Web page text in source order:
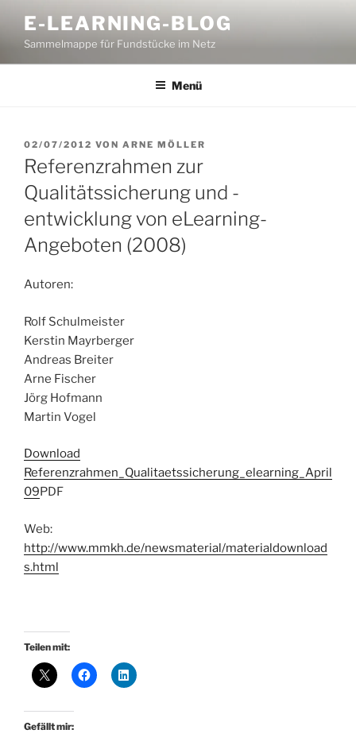
Inhalt
springen
E-LEARNING-BLOG
Sammelmappe für Fundstücke im Netz
Menü
VERÖFFENTLICHT
AM
02/07/2012 VON ARNE MÖLLER
Referenzrahmen zur
Qualitätssicherung und -
entwicklung von eLearning-
Angeboten (2008)
Autoren:
Rolf Schulmeister
Kerstin Mayrberger
Andreas Breiter
Arne Fischer
Jörg Hofmann
Martin Vogel
Download
Referenzrahmen_Qualitaetssicherung_elearning_April
09PDF
Web:
http://www.mmkh.de/newsmaterial/materialdownload
s.html
Teilen mit:
Gefällt mir: